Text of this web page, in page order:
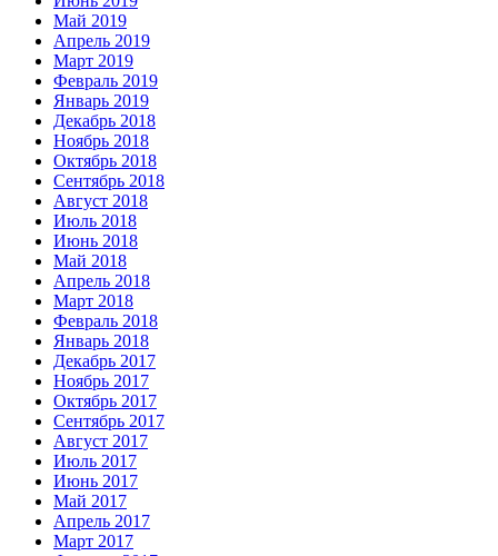
Май 2019
Апрель 2019
Март 2019
Февраль 2019
Январь 2019
Декабрь 2018
Ноябрь 2018
Октябрь 2018
Сентябрь 2018
Август 2018
Июль 2018
Июнь 2018
Май 2018
Апрель 2018
Март 2018
Февраль 2018
Январь 2018
Декабрь 2017
Ноябрь 2017
Октябрь 2017
Сентябрь 2017
Август 2017
Июль 2017
Июнь 2017
Май 2017
Апрель 2017
Март 2017